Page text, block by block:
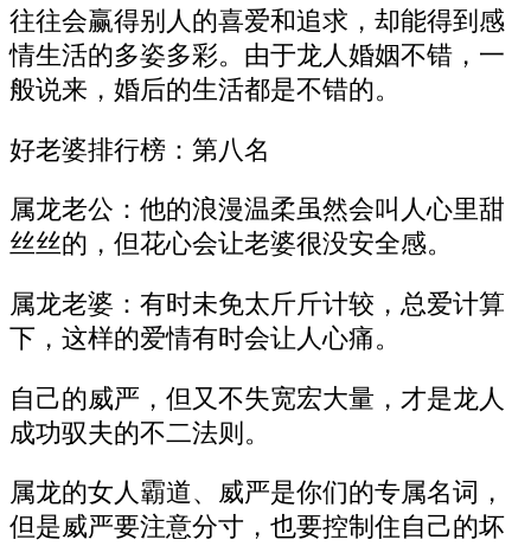
往往会赢得别人的喜爱和追求，却能得到感
情生活的多姿多彩。由于龙人婚姻不错，一
般说来，婚后的生活都是不错的。
好老婆排行榜：第八名
属龙老公：他的浪漫温柔虽然会叫人心里甜
丝丝的，但花心会让老婆很没安全感。
属龙老婆：有时未免太斤斤计较，总爱计算
下，这样的爱情有时会让人心痛。
自己的威严，但又不失宽宏大量，才是龙人
成功驭夫的不二法则。
属龙的女人霸道、威严是你们的专属名词，
但是威严要注意分寸，也要控制住自己的坏